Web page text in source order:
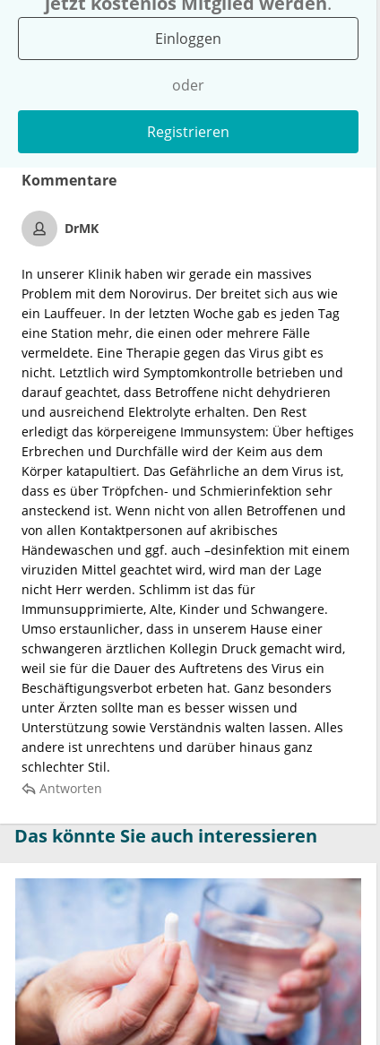
Einloggen
oder
Registrieren
Kommentare
DrMK
In unserer Klinik haben wir gerade ein massives
Problem mit dem Norovirus. Der breitet sich aus wie
ein Lauffeuer. In der letzten Woche gab es jeden Tag
eine Station mehr, die einen oder mehrere Fälle
vermeldete. Eine Therapie gegen das Virus gibt es
nicht. Letztlich wird Symptomkontrolle betrieben und
darauf geachtet, dass Betroffene nicht dehydrieren
und ausreichend Elektrolyte erhalten. Den Rest
erledigt das körpereigene Immunsystem: Über heftiges
Erbrechen und Durchfälle wird der Keim aus dem
Körper katapultiert. Das Gefährliche an dem Virus ist,
dass es über Tröpfchen- und Schmierinfektion sehr
ansteckend ist. Wenn nicht von allen Betroffenen und
von allen Kontaktpersonen auf akribisches
Händewaschen und ggf. auch –desinfektion mit einem
viruziden Mittel geachtet wird, wird man der Lage
nicht Herr werden. Schlimm ist das für
Immunsupprimierte, Alte, Kinder und Schwangere.
Umso erstaunlicher, dass in unserem Hause einer
schwangeren ärztlichen Kollegin Druck gemacht wird,
weil sie für die Dauer des Auftretens des Virus ein
Beschäftigungsverbot erbeten hat. Ganz besonders
unter Ärzten sollte man es besser wissen und
Unterstützung sowie Verständnis walten lassen. Alles
andere ist unrechtens und darüber hinaus ganz
schlechter Stil.
Antworten
Das könnte Sie auch interessieren